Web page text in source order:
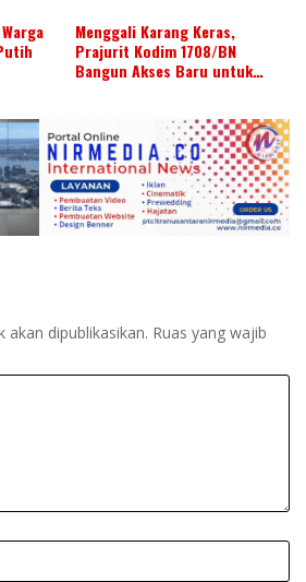
Menggali Karang Keras,
Prajurit Kodim 1708/BN
Bangun Akses Baru untuk
akan dipublikasikan. Ruas yang wajib